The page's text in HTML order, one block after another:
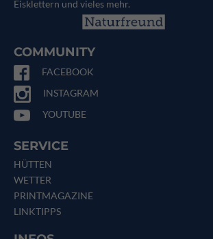
Eisklettern und vieles mehr.
COMMUNITY
FACEBOOK
INSTAGRAM
YOUTUBE
SERVICE
HÜTTEN
WETTER
PRINTMAGAZINE
LINKTIPPS